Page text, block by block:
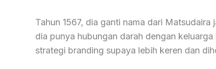
Tahun 1567, dia ganti nama dari Matsudaira
dia punya hubungan darah dengan
strategi branding supaya lebih keren dan